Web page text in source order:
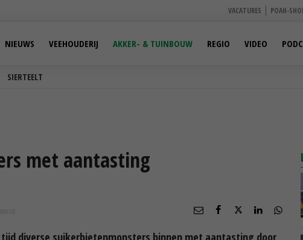
VACATURES POAH-
SIERTEELT
NIEUWS VEEHOUDERIJ AKKER- & TUINBOUW REGIO VIDEO
met aantasting
diverse suikerbietenmonsters binnen met aantasting door